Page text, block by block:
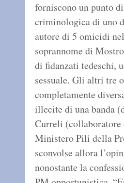
forniscono un punto
criminologica di uno
autore di 5 omicidi
soprannome di
di fidanzati tedeschi,
sessuale. Gli altri tre
completamente
illecite di una banda
Curreli (collaboratore
Ministero Pili della
sconvolse allora
nonostante la